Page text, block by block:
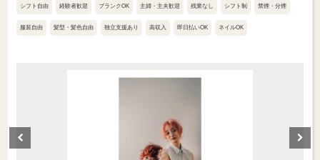
シフト自由 経験者歓迎 ブランクOK 主婦・主夫歓迎 残業なし シフト制 禁煙・分煙
服装自由 髪型・髪色自由 独立支援あり 高収入 即日払いOK ネイルOK